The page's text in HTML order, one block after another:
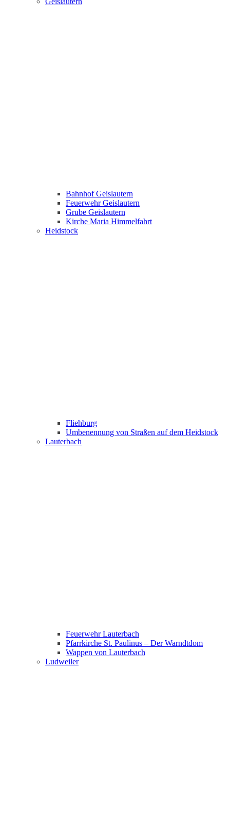
Bahnhof Geislautern
Feuerwehr Geislautern
Grube Geislautern
Kirche Maria Himmelfahrt
Heidstock
Fliehburg
Umbenennung von Straßen auf dem Heidstock
Lauterbach
Feuerwehr Lauterbach
Pfarrkirche St. Paulinus – Der Warndtdom
Wappen von Lauterbach
Ludweiler